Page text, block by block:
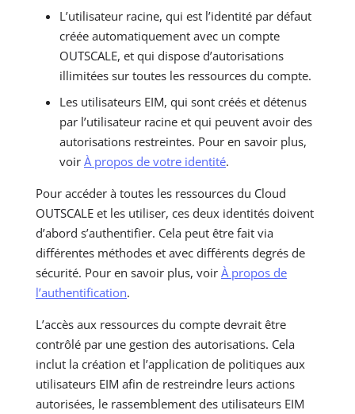
L’utilisateur racine, qui est l’identité par défaut
créée automatiquement avec un compte
OUTSCALE, et qui dispose d’autorisations
illimitées sur toutes les ressources du compte.
Les utilisateurs EIM, qui sont créés et détenus
par l’utilisateur racine et qui peuvent avoir des
autorisations restreintes. Pour en savoir plus,
voir À propos de votre identité.
Pour accéder à toutes les ressources du Cloud
OUTSCALE et les utiliser, ces deux identités doivent
d’abord s’authentifier. Cela peut être fait via
différentes méthodes et avec différents degrés de
sécurité. Pour en savoir plus, voir À propos de
l’authentification.
L’accès aux ressources du compte devrait être
contrôlé par une gestion des autorisations. Cela
inclut la création et l’application de politiques aux
utilisateurs EIM afin de restreindre leurs actions
autorisées, le rassemblement des utilisateurs EIM